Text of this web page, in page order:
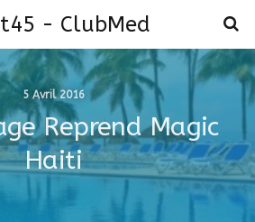
- ClubMed
5 Avril 2016
Reprend Magic
Haiti